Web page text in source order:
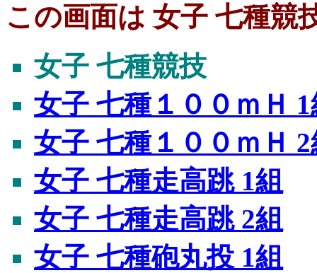
この画面は 女子 七種競
女子 七種競技
女子 七種１００ｍＨ 1
女子 七種１００ｍＨ 2
女子 七種走高跳 1組
女子 七種走高跳 2組
女子 七種砲丸投 1組